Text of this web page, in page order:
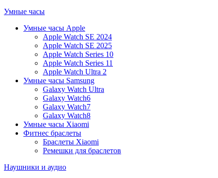
Умные часы
Умные часы Apple
Apple Watch SE 2024
Apple Watch SE 2025
Apple Watch Series 10
Apple Watch Series 11
Apple Watch Ultra 2
Умные часы Samsung
Galaxy Watch Ultra
Galaxy Watch6
Galaxy Watch7
Galaxy Watch8
Умные часы Xiaomi
Фитнес браслеты
Браслеты Xiaomi
Ремешки для браслетов
Наушники и аудио